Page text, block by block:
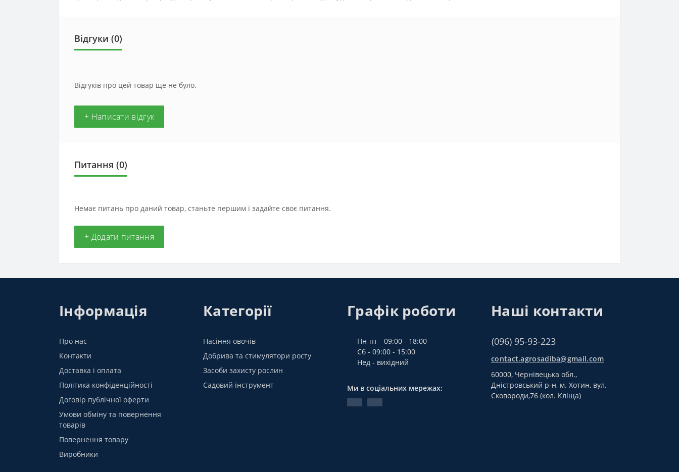
Відгуки (0)
Відгуків про цей товар ще не було.
+ Написати відгук
Питання (0)
Немає питань про даний товар, станьте першим і задайте своє питання.
+ Додати питання
Інформація
Про нас
Контакти
Доставка і оплата
Політика конфіденційності
Договір публічної оферти
Умови обміну та повернення
товарів
Повернення товару
Виробники
Категорії
Насіння овочів
Добрива та стимулятори росту
Засоби захисту рослин
Садовий інструмент
Графік роботи
Пн-пт - 09:00 - 18:00
Сб - 09:00 - 15:00
Нед - вихідний
Ми в соціальних мережах:
Наші контакти
(096) 95-93-223
contact.agrosadiba@gmail.com
60000, Чернівецька обл.,
Дністровський р-н, м. Хотин, вул.
Сковороди,76 (кол. Кліща)